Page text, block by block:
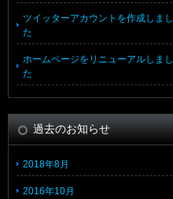
ツイッターアカウントを作成しまし
た
ホームページをリニューアルしまし
た
過去のお知らせ
2018年8月
2016年10月